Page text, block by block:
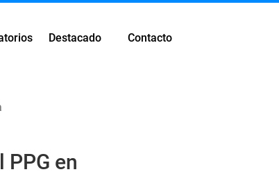
Destacado Contacto
en